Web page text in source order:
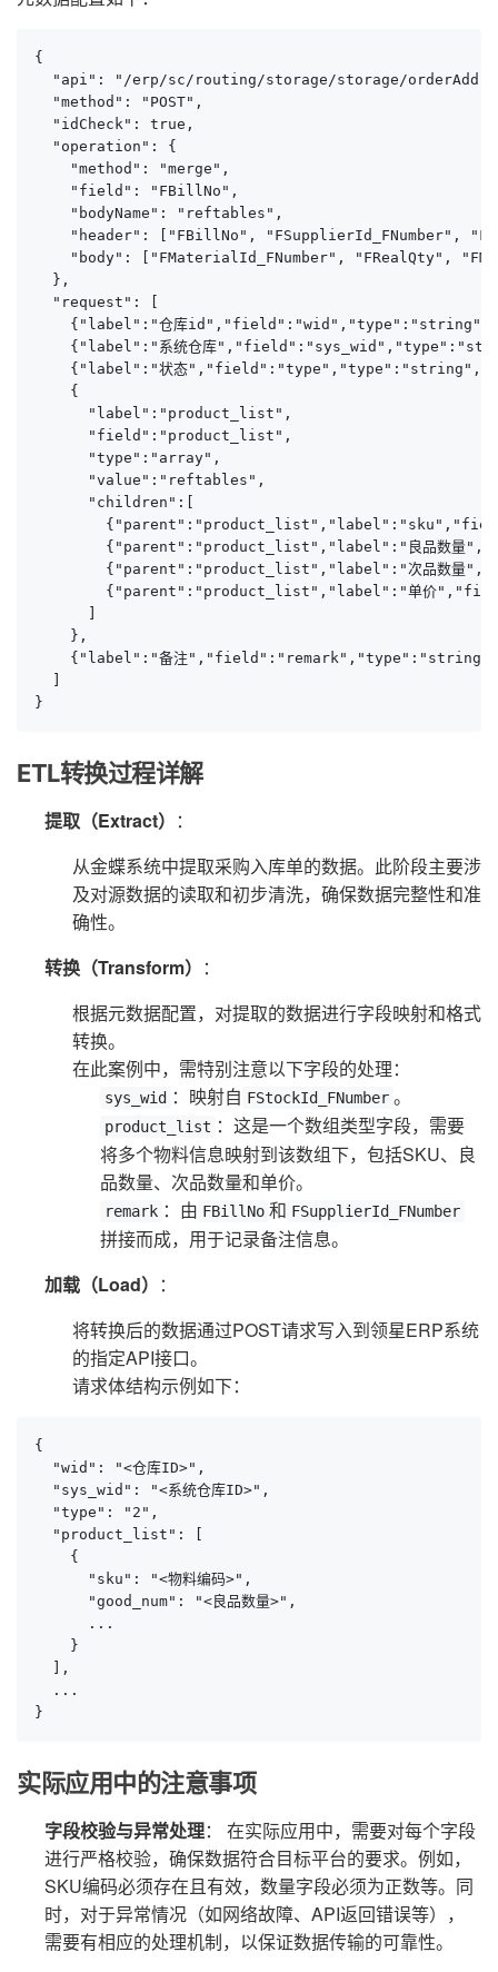
{
  "api": "/erp/sc/routing/storage/storage/orderAdd",
  "method": "POST",
  "idCheck": true,
  "operation": {
    "method": "merge",
    "field": "FBillNo",
    "bodyName": "reftables",
"header": ["FBillNo", "FSupplierId_FNumber",
"body": ["FMaterialId_FNumber", "FRealQty",
  },
  "request": [
    {"label":"仓库id","field":"wid","type":"string"},
{"label":"系统仓库
{"label":"状态
    {
      "label":"product_list",
      "field":"product_list",
      "type":"array",
      "value":"reftables",
      "children":[
{"parent":"product_list","label":"良品数量
{"parent":"product_list","label":"次品数量
{"parent":"product_list","label":"单价
      ]
    },
{"label":"备注
  ]
}
ETL转换过程详解
提取（Extract） ：
从金蝶系统中提取采购入库单的数据。此阶段主要涉
及对源数据的读取和初步清洗，确保数据完整性和准
确性。
转换（Transform） ：
根据元数据配置，对提取的数据进行字段映射和格式
转换。
在此案例中，需特别注意以下字段的处理：
sys_wid ：映射自 FStockId_FNumber 。
product_list ：这是一个数组类型字段，需要
将多个物料信息映射到该数组下，包括SKU、良
品数量、次品数量和单价。
remark ：由 FBillNo 和 FSupplierId_FNumber
拼接而成，用于记录备注信息。
加载（Load） ：
将转换后的数据通过POST请求写入到领星ERP系统
的指定API接口。
请求体结构示例如下：
{
  "wid": "<仓库ID>",
  "sys_wid": "<系统仓库ID>",
  "type": "2",
  "product_list": [
    {
      "sku": "<物料编码>",
      "good_num": "<良品数量>",
      ...
    }
  ],
  ...
}
实际应用中的注意事项
字段校验与异常处理： 在实际应用中，需要对每个字段
进行严格校验，确保数据符合目标平台的要求。例如，
SKU编码必须存在且有效，数量字段必须为正数等。同
时，对于异常情况（如网络故障、API返回错误等），
需要有相应的处理机制，以保证数据传输的可靠性。